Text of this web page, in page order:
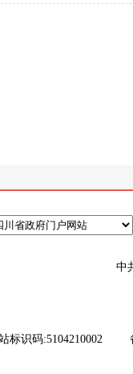
中
标识码:5104210002